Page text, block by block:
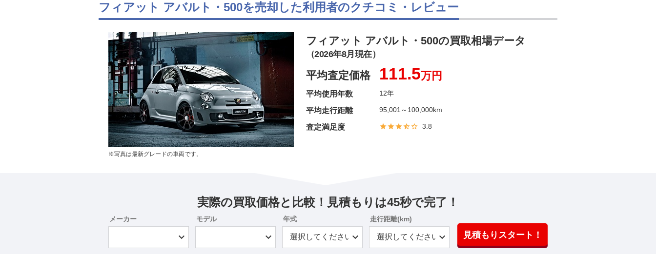
フィアット アバルト・500を売却した利用者のクチコミ・レビュー
※写真は最新グレードの車両です。
フィアット アバルト・500の買取相場データ
（2026年8月現在）
平均査定価格 111.5万円
平均使用年数 12年
平均走行距離 95,001～100,000km
査定満足度 3.8
実際の買取価格と比較！見積もりは45秒で完了！
メーカー モデル 年式 走行距離(km)
見積もりスタート！